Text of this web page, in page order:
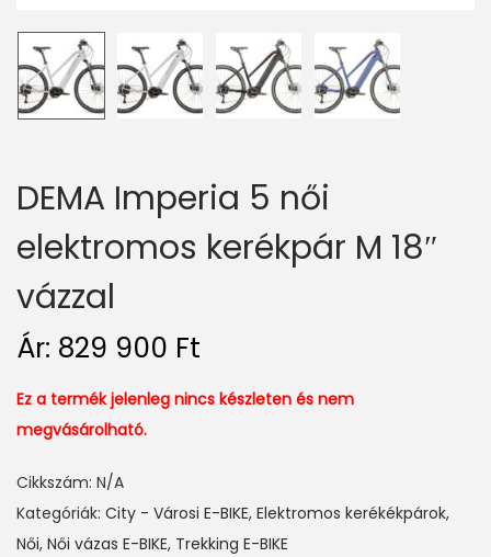
n
DEMA Imperia 5 női
elektromos kerékpár M 18″
vázzal
Ár: 829 900 Ft
Ez a termék jelenleg nincs készleten és nem
megvásárolható.
Cikkszám: N/A
Kategóriák: City - Városi E-BIKE, Elektromos kerékékpárok,
Női, Női vázas E-BIKE, Trekking E-BIKE